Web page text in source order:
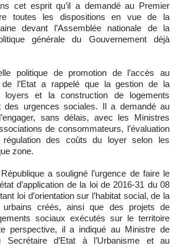
cet esprit qu’il a demandé au Premier
toutes les dispositions en vue de la
devant l’Assemblée nationale de la
générale du Gouvernement déjà
politique de promotion de l’accès au
l’Etat a rappelé que la gestion de la
loyers et la construction de logements
des urgences sociales. Il a demandé au
sans délais, avec les Ministres
de consommateurs, l’évaluation
des coûts du loyer selon les
zone.
a souligné l’urgence de faire le
d’application de la loi de 2016-31 du 08
loi d’orientation sur l’habitat social, de la
créés, ainsi que des projets de
sociaux exécutés sur le territoire
perspective, il a indiqué au Ministre de
Secrétaire d’Etat à l’Urbanisme et au